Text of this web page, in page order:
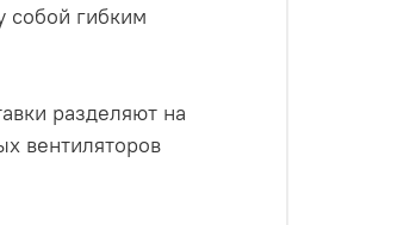
собой гибким
разделяют на
вентиляторов